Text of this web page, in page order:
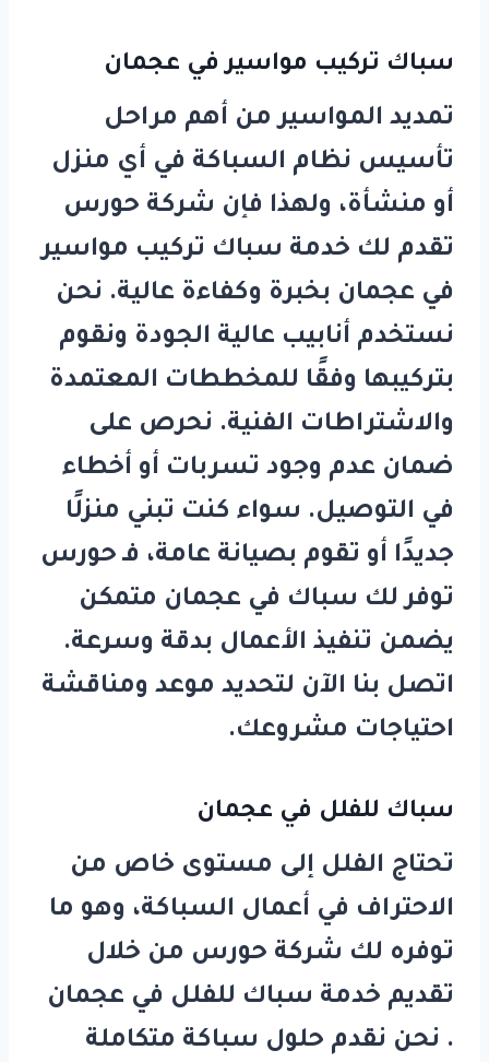
سباك تركيب مواسير في عجمان
تمديد المواسير من أهم مراحل
تأسيس نظام السباكة في أي منزل
أو منشأة، ولهذا فإن شركة حورس
تقدم لك خدمة سباك تركيب مواسير
في عجمان بخبرة وكفاءة عالية. نحن
نستخدم أنابيب عالية الجودة ونقوم
بتركيبها وفقًا للمخططات المعتمدة
والاشتراطات الفنية. نحرص على
ضمان عدم وجود تسربات أو أخطاء
في التوصيل. سواء كنت تبني منزلًا
جديدًا أو تقوم بصيانة عامة، فـ حورس
توفر لك سباك في عجمان متمكن
يضمن تنفيذ الأعمال بدقة وسرعة.
اتصل بنا الآن لتحديد موعد ومناقشة
احتياجات مشروعك.
سباك للفلل في عجمان
تحتاج الفلل إلى مستوى خاص من
الاحتراف في أعمال السباكة، وهو ما
توفره لك شركة حورس من خلال
تقديم خدمة سباك للفلل في عجمان
. نحن نقدم حلول سباكة متكاملة